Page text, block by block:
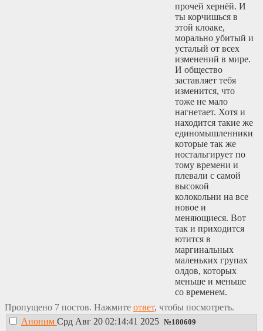
прочей хернёй. И
ты корчишься в
этой клоаке,
морально убитый и
усталый от всех
изменений в мире.
И общество
заставляет тебя
изменится, что
тоже не мало
нагнетает. Хотя и
находится такие же
единомышленники,
которые так же
ностальгирует по
тому времени и
плевали с самой
высокой
колокольни на все
новое и
меняющиеся. Вот
так и приходится
ютится в
маргинальных
маленьких групах
олдов, которых
меньше и меньше
со временем.
Пропущено 7 постов. Нажмите ответ, чтобы посмотреть.
Аноним Срд Авг 20 02:14:41 2025 №180609